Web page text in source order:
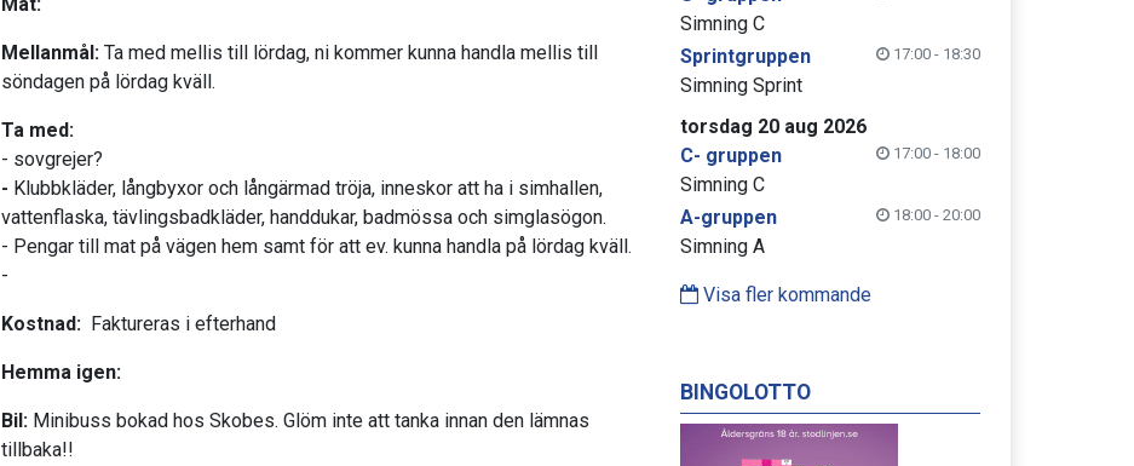
Mellanmål:Ta med mellis till lördag, ni kommer kunna handla mellis till
söndagen på lördag kväll.
Ta med:
- sovgrejer?
- Klubbkläder, långbyxor och långärmad tröja, inneskor att ha i simhallen,
vattenflaska, tävlingsbadkläder, handdukar, badmössa och simglasögon.
- Pengar till mat på vägen hem samt för att ev. kunna handla på lördag kväll.
-
Kostnad: Faktureras i efterhand
Hemma igen:
Bil: Minibuss bokad hos Skobes. Glöm inte att tanka innan den lämnas
tillbaka!!
Simning C
Sprintgruppen
17:00 - 18:30
Simning Sprint
torsdag 20 aug 2026
C- gruppen
17:00 - 18:00
Simning C
A-gruppen
18:00 - 20:00
Simning A
Visa fler kommande
BINGOLOTTO